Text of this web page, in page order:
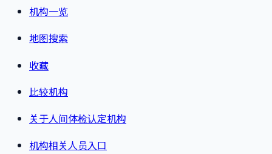
机构一览
地图搜索
收藏
比较机构
关于人间体检认定机构
机构相关人员入口